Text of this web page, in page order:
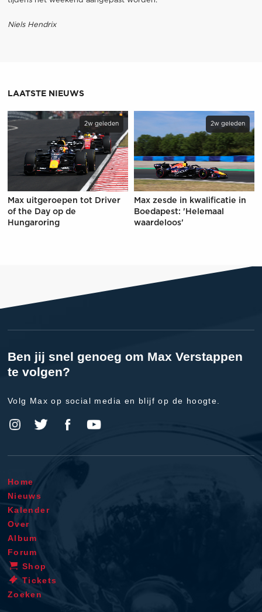
Niels Hendrix
LAATSTE NIEUWS
2w geleden
Max uitgeroepen tot Driver
of the Day op de
Hungaroring
2w geleden
Max zesde in kwalificatie in
Boedapest: 'Helemaal
waardeloos'
Ben jij snel genoeg om Max Verstappen
te volgen?
Volg Max op social media en blijf op de hoogte.
Home
Nieuws
Kalender
Over
Album
Forum
Shop
Tickets
Zoeken